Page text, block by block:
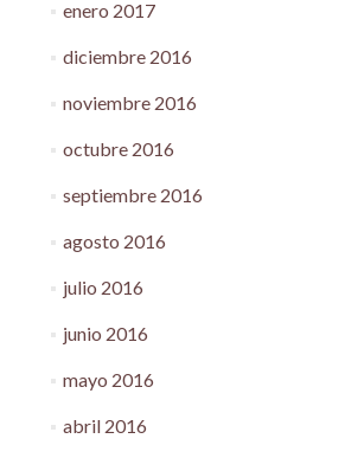
enero 2017
diciembre 2016
noviembre 2016
octubre 2016
septiembre 2016
agosto 2016
julio 2016
junio 2016
mayo 2016
abril 2016